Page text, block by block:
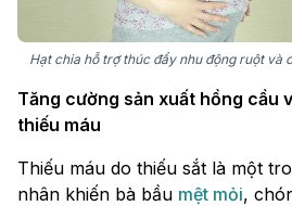
Hạt chia hỗ trợ thúc đẩy nhu động ruột và
Tăng cường sản xuất hồng cầu
thiếu máu
Thiếu máu do thiếu sắt là một
nhân khiến bà bầu mệt mỏi,